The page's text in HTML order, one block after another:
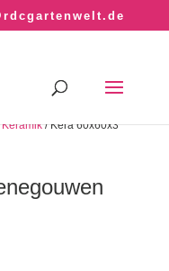
/ Kera 60x60x3